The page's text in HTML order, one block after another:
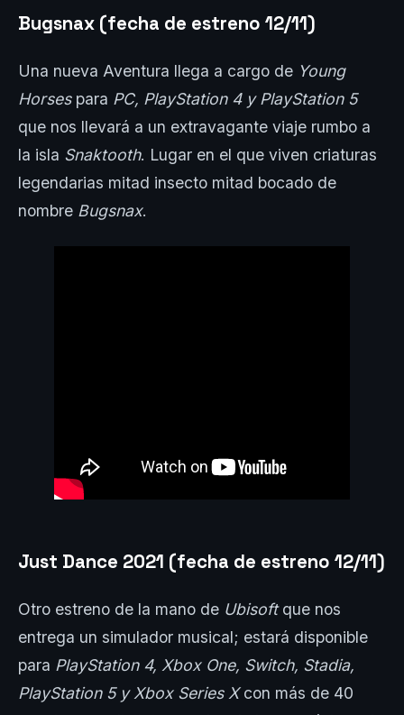
Bugsnax (fecha de estreno 12/11)
Una nueva Aventura llega a cargo de Young
Horsespara PC, PlayStation 4 y PlayStation 5
que nos llevará a un extravagante viaje rumbo a
la isla Snaktooth. Lugar en el que viven criaturas
legendarias mitad insecto mitad bocado de
nombre Bugsnax.
Just Dance 2021 (fecha de estreno 12/11)
Otro estreno de la mano de Ubisoftque nos
entrega un simulador musical; estará disponible
para PlayStation 4, Xbox One, Switch, Stadia,
PlayStation 5 y Xbox Series Xcon más de 40